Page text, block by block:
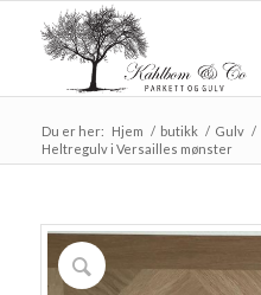
Du er her: Hjem / butikk / Gulv /
Heltregulv i Versailles mønster